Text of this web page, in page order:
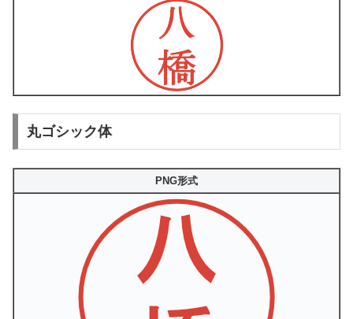
丸ゴシック体
PNG形式